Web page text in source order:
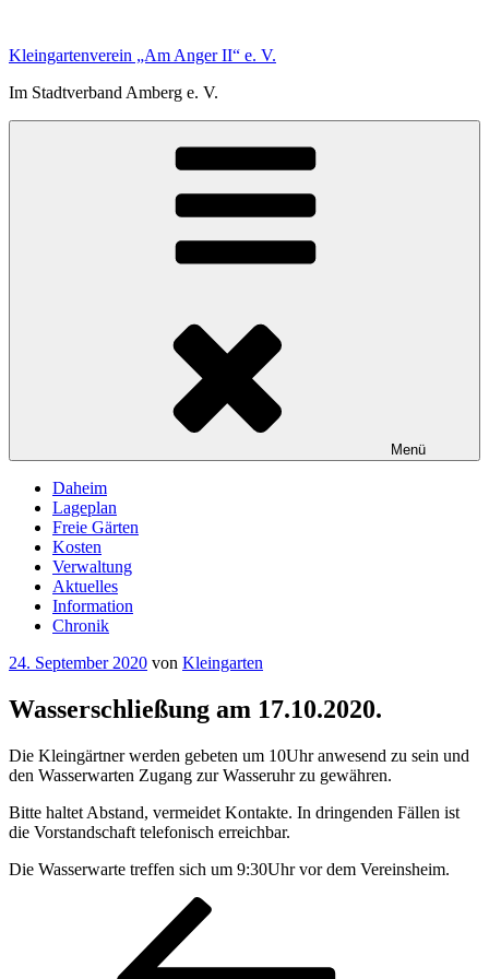
springen
Kleingartenverein „Am Anger II“ e. V.
Im Stadtverband Amberg e. V.
Menü
Daheim
Lageplan
Freie Gärten
Kosten
Verwaltung
Aktuelles
Information
Chronik
Veröffentlicht
24. September 2020 von Kleingarten
Wasserschließung am 17.10.2020.
Die Kleingärtner werden gebeten um 10Uhr anwesend zu sein und
den Wasserwarten Zugang zur Wasseruhr zu gewähren.
Bitte haltet Abstand, vermeidet Kontakte. In dringenden Fällen ist
die Vorstandschaft telefonisch erreichbar.
Die Wasserwarte treffen sich um 9:30Uhr vor dem Vereinsheim.
Beitragsnavigation